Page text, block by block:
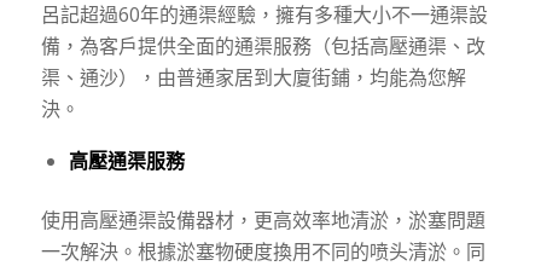
呂記超過60年的通渠經驗，擁有多種大小不一通渠設
備，為客戶提供全面的通渠服務（包括高壓通渠、改
渠、通沙），由普通家居到大廈街鋪，均能為您解
決。
高壓通渠服務
使用高壓通渠設備器材，更高效率地清淤，淤塞問題
一次解決。根據淤塞物硬度換用不同的喷头清淤。同